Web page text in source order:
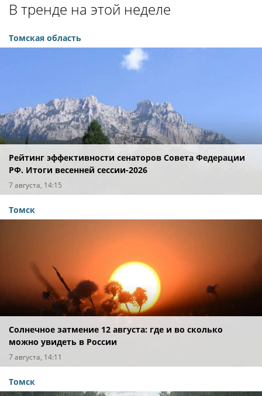
В тренде на этой неделе
Томская область
Рейтинг эффективности сенаторов Совета Федерации
РФ. Итоги весенней сессии-2026
7 августа, 14:15
Томск
Солнечное затмение 12 августа: где и во сколько
можно увидеть в России
7 августа, 14:11
Томск